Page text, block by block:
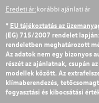
Eredeti ár:korábbi ajánlati ár
* EU tájékoztatás az
(EG) 715/2007 rendelet
rendeletben meghatározott
Az adatok nem egy bizonyos
részét az ajánlatnak, csupán
modellek között. Az
klímaberendezés,
fogyasztási és kibocsátási